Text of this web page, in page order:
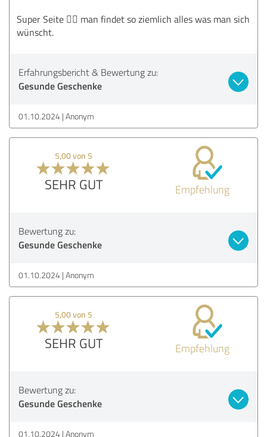
Super Seite 👍🏻 man findet so ziemlich alles was man sich
wünscht.
Erfahrungsbericht & Bewertung zu:
Gesunde Geschenke
01.10.2024 Anonym
5,00 von 5
SEHR GUT Empfehlung
Bewertung zu:
Gesunde Geschenke
01.10.2024 Anonym
5,00 von 5
SEHR GUT Empfehlung
Bewertung zu:
Gesunde Geschenke
01.10.2024 Anonym